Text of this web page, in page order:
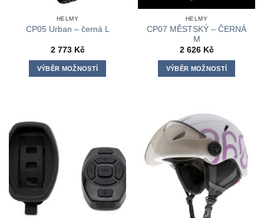
HELMY
CP05 Urban – černá L
2 773 Kč
VÝBĚR MOŽNOSTÍ
vybrat
stránce
produktu
HELMY
CP07 MĚSTSKÝ – ČERNÁ
M
2 626 Kč
VÝBĚR MOŽNOSTÍ
více
variant.
Možnosti
lze
vybrat
na
stránce
produktu